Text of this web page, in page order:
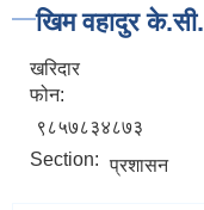
खिम वहादुर के.सी.
खरिदार
फोन:
९८५७८३४८७३
Section: प्रशासन